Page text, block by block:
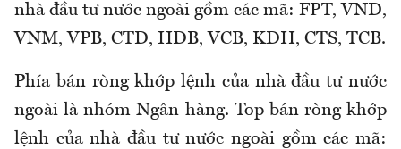
nhà đầu tư nước ngoài gồm các mã: FPT, VND,
VNM, VPB, CTD, HDB, VCB, KDH, CTS, TCB.
Phía bán ròng khớp lệnh của nhà đầu tư nước
ngoài là nhóm Ngân hàng. Top bán ròng khớp
lệnh của nhà đầu tư nước ngoài gồm các mã: